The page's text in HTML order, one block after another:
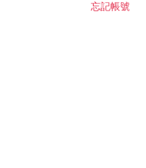
忘記帳號